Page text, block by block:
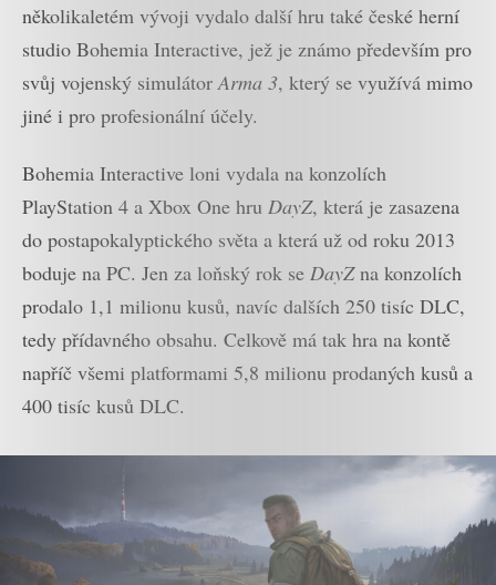
několikaletém vývoji vydalo další hru také české herní
studio Bohemia Interactive, jež je známo především pro
svůj vojenský simulátor Arma 3, který se využívá mimo
jiné i pro profesionální účely.
Bohemia Interactive loni vydala na konzolích
PlayStation 4 a Xbox One hru DayZ, která je zasazena
do postapokalyptického světa a která už od roku 2013
boduje na PC. Jen za loňský rok se DayZna konzolích
prodalo 1,1 milionu kusů, navíc dalších 250 tisíc DLC,
tedy přídavného obsahu. Celkově má tak hra na kontě
napříč všemi platformami 5,8 milionu prodaných kusů a
400 tisíc kusů DLC.